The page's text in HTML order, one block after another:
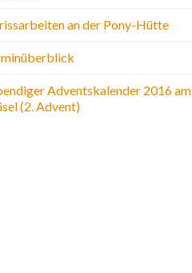
an der Pony-Hütte
Adventskalender 2016 am
(2. Advent)